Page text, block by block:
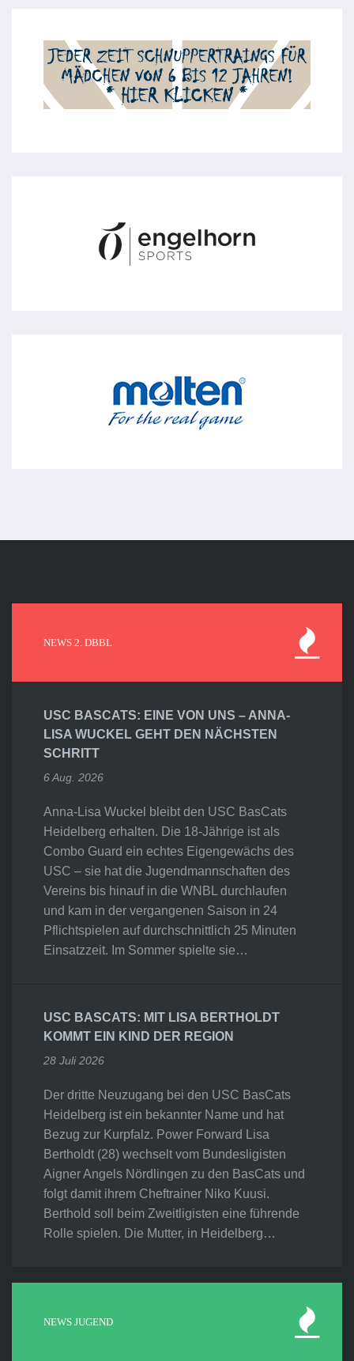
NEWS 2. DBBL
USC BASCATS: EINE VON UNS – ANNA-
LISA WUCKEL GEHT DEN NÄCHSTEN
SCHRITT
6 Aug. 2026
Anna-Lisa Wuckel bleibt den USC BasCats
Heidelberg erhalten. Die 18-Jährige ist als
Combo Guard ein echtes Eigengewächs des
USC – sie hat die Jugendmannschaften des
Vereins bis hinauf in die WNBL durchlaufen
und kam in der vergangenen Saison in 24
Pflichtspielen auf durchschnittlich 25 Minuten
Einsatzzeit. Im Sommer spielte sie…
USC BASCATS: MIT LISA BERTHOLDT
KOMMT EIN KIND DER REGION
28 Juli 2026
Der dritte Neuzugang bei den USC BasCats
Heidelberg ist ein bekannter Name und hat
Bezug zur Kurpfalz. Power Forward Lisa
Bertholdt (28) wechselt vom Bundesligisten
Aigner Angels Nördlingen zu den BasCats und
folgt damit ihrem Cheftrainer Niko Kuusi.
Berthold soll beim Zweitligisten eine führende
Rolle spielen. Die Mutter, in Heidelberg…
NEWS JUGEND